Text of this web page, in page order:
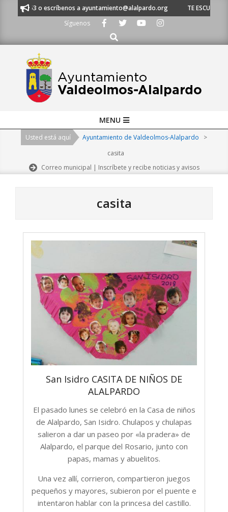
620 21 53 o escríbenos a ayuntamiento@alalpardo.org
TE
Síguenos
Buscar
Navigation
MENU
Usted está aquí Ayuntamiento de Valdeolmos-Alalpardo
>
casita
Correo municipal | Inscríbete y recibe noticias y avisos
casita
San Isidro CASITA DE NIÑOS DE
ALALPARDO
El pasado lunes se celebró en la Casa de niños
de Alalpardo, San Isidro. Chulapos y chulapas
salieron a dar un paseo por «la pradera» de
Alalpardo, el parque del Rosario, junto con
papas, mamas y abuelitos.
Una vez allí, corrieron, compartieron juegos
pequeños y mayores, subieron por el puente e
intentaron hablar con la princesa del castillo.